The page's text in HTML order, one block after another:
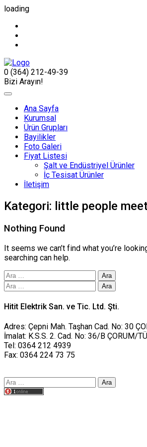
loading
0 (364) 212-49-39
Bizi Arayın!
Ana Sayfa
Kurumsal
Ürün Grupları
Bayilikler
Foto Galeri
Fiyat Listesi
Şalt ve Endüstriyel Ürünler
İç Tesisat Ürünler
İletişim
Kategori: little people
Nothing Found
It seems we can’t find what you’re
searching can help.
Arama:
Arama:
Hitit Elektrik San. ve Tic. Ltd. Şti.
Adres: Çepni Mah. Taşhan Cad. No: 30
İmalat: K.S.S. 2. Cad. No: 36/B ÇORUM/
Tel: 0364 212 4939
Fax: 0364 224 73 75
Arama: